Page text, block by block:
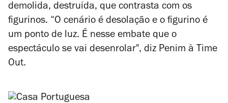
demolida, destruída, que contrasta com os
figurinos. “O cenário é desolação e o figurino é
um ponto de luz. É nesse embate que o
espectáculo se vai desenrolar", diz Penim à Time
Out.